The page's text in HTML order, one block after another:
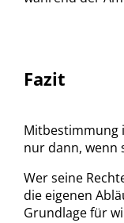
Fazit
Mitbestimmung
nur dann, wenn
Wer seine
die eigenen
Grundlage für